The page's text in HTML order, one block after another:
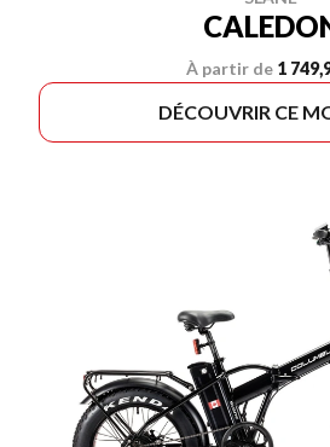
À partir de 1
DÉCOUVRIR CE